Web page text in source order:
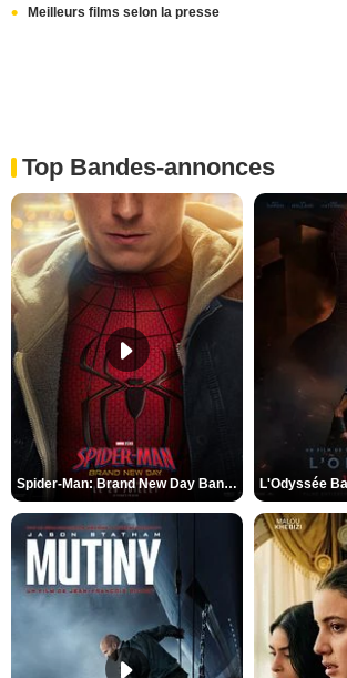
Meilleurs films selon la presse
Top Bandes-annonces
Spider-Man: Brand New Day Bande-annonce VO STFR